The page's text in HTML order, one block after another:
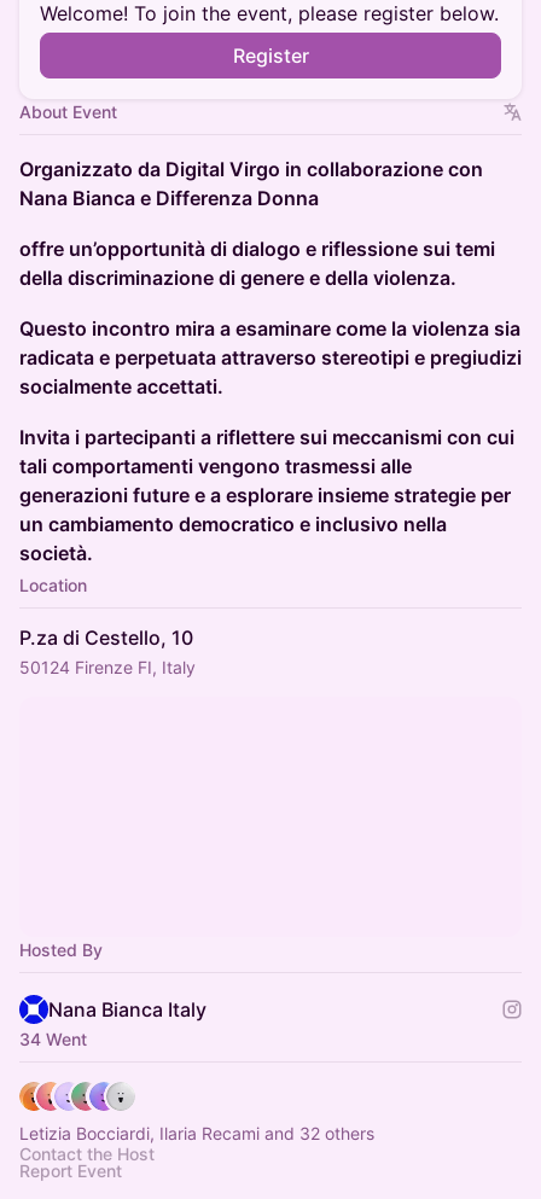
Welcome! To join the event, please register below.
Register
About Event
Organizzato da Digital Virgo in collaborazione con
Nana Bianca e Differenza Donna
offre un’opportunità di dialogo e riflessione sui temi
della discriminazione di genere e della violenza.
Questo incontro mira a esaminare come la violenza sia
radicata e perpetuata attraverso stereotipi e pregiudizi
socialmente accettati.
Invita i partecipanti a riflettere sui meccanismi con cui
tali comportamenti vengono trasmessi alle
generazioni future e a esplorare insieme strategie per
un cambiamento democratico e inclusivo nella
società.
Location
P.za di Cestello, 10
50124 Firenze FI, Italy
Hosted By
Nana Bianca Italy
34 Went
Letizia Bocciardi, Ilaria Recami and 32 others
Contact the Host
Report Event